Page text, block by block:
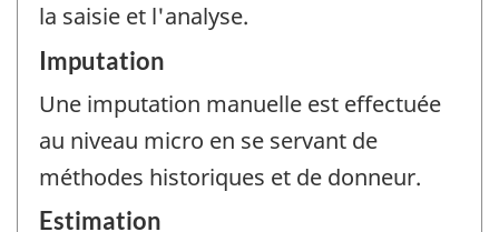
la saisie et l'analyse.
Imputation
Une imputation manuelle est effectuée
au niveau micro en se servant de
méthodes historiques et de donneur.
Estimation